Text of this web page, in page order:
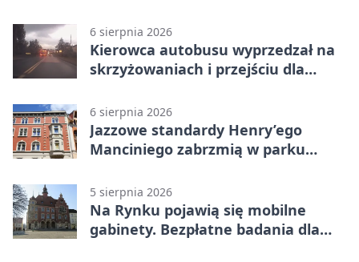
6 sierpnia 2026
Kierowca autobusu wyprzedzał na
skrzyżowaniach i przejściu dla
6 sierpnia 2026
Jazzowe standardy Henry’ego
Manciniego zabrzmią w parku
5 sierpnia 2026
Na Rynku pojawią się mobilne
gabinety. Bezpłatne badania dla